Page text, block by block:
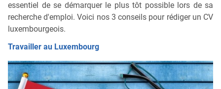
essentiel de se démarquer le plus tôt possible lors de sa
recherche d'emploi. Voici nos 3 conseils pour rédiger un CV
luxembourgeois.
Travailler au Luxembourg